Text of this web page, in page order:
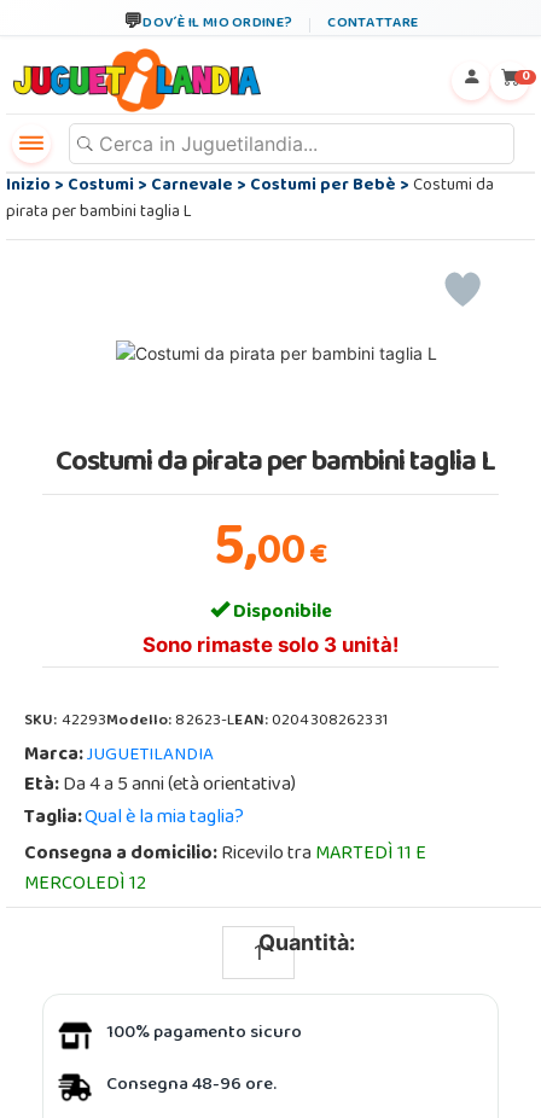
DOV´È IL MIO ORDINE? CONTATTARE
0
Inizio>Costumi>Carnevale>Costumi per Bebè>Costumi da
pirata per bambini taglia L
Costumi da pirata per bambini taglia L
5,00€
Disponibile
Sono rimaste solo 3 unità!
SKU:42293Modello:82623-LEAN:0204308262331
Marca:JUGUETILANDIA
Età:Da 4 a 5 anni (età orientativa)
Taglia:Qual è la mia taglia?
Consegna a domicilio:Ricevilo traMARTEDÌ 11 E
MERCOLEDÌ 12
Quantità:
100% pagamento sicuro
Consegna 48-96 ore.